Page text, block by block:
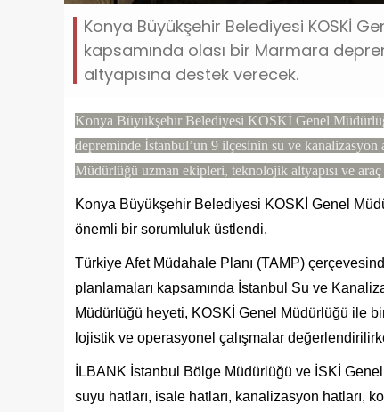
Konya Büyükşehir Belediyesi KOSKİ
kapsamında olası bir Marmara
altyapısına destek verecek.
Konya Büyükşehir Belediyesi KOSKİ Genel
depreminde İstanbul’un 9 ilçesinin su ve
Müdürlüğü uzman ekipleri, teknolojik altyapısı ve
Konya Büyükşehir Belediyesi KOSKİ Genel
önemli bir sorumluluk üstlendi.
Türkiye Afet Müdahale Planı (TAMP)
planlamaları kapsamında İstanbul Su ve
Müdürlüğü heyeti, KOSKİ Genel Müdürlüğü ile
lojistik ve operasyonel çalışmalar
İLBANK İstanbul Bölge Müdürlüğü ve İSKİ
suyu hatları, isale hatları, kanalizasyon hatları,